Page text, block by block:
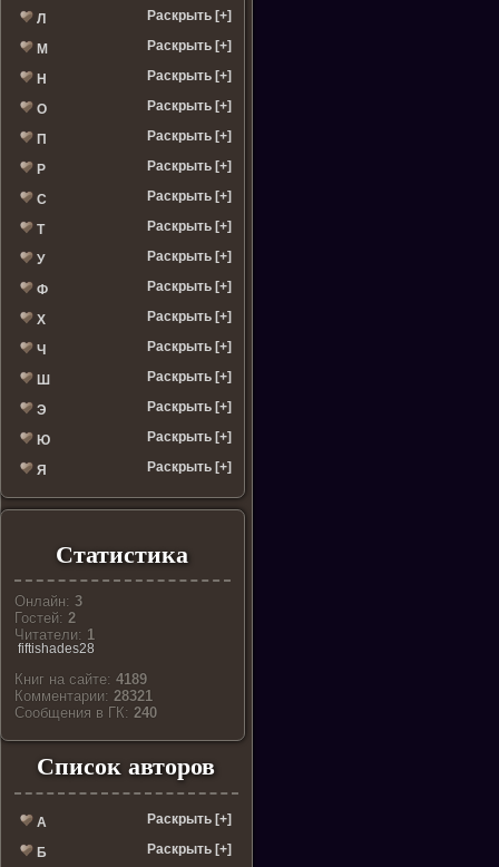
Л Раскрыть [+]
М Раскрыть [+]
Н Раскрыть [+]
О Раскрыть [+]
П Раскрыть [+]
Р Раскрыть [+]
С Раскрыть [+]
Т Раскрыть [+]
У Раскрыть [+]
Ф Раскрыть [+]
Х Раскрыть [+]
Ч Раскрыть [+]
Ш Раскрыть [+]
Э Раскрыть [+]
Ю Раскрыть [+]
Я Раскрыть [+]
Статистика
Онлайн:3
Гостей:2
Читатели: 1
fiftishades28
Книг на сайте:4189
Комментарии:28321
Cообщения в ГК:240
Список авторов
А Раскрыть [+]
Б Раскрыть [+]